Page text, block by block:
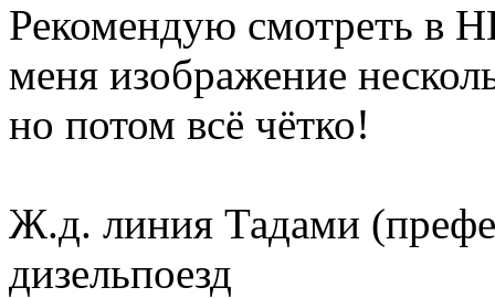
Рекомендую смотреть в
меня изображение
но потом всё чётко!
Ж.д. линия Тадами
дизельпоезд